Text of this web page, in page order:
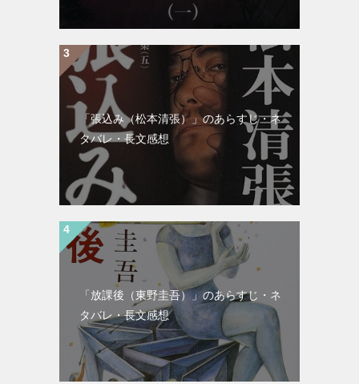
「張込み（松本清張）」のあらすじ・ネ
タバレ・長文感想
「放課後（東野圭吾）」のあらすじ・ネ
タバレ・長文感想